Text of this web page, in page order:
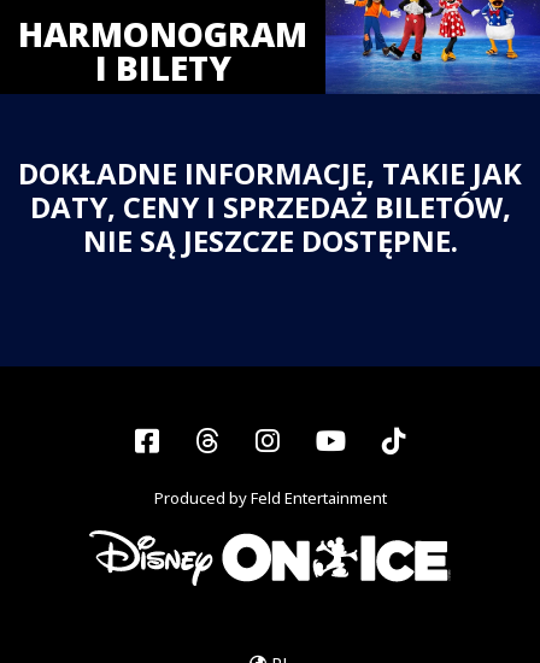
HARMONOGRAM
I BILETY
DOKŁADNE INFORMACJE, TAKIE JAK
DATY, CENY I SPRZEDAŻ BILETÓW,
NIE SĄ JESZCZE DOSTĘPNE.
Facebook
ThreadsInstagram
YouTubeTiktok
Produced by Feld Entertainment